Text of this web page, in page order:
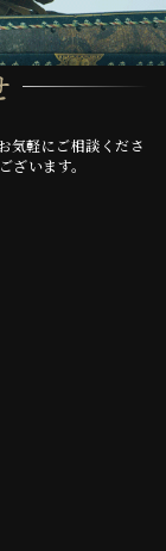
気軽にご相談くださ
います。